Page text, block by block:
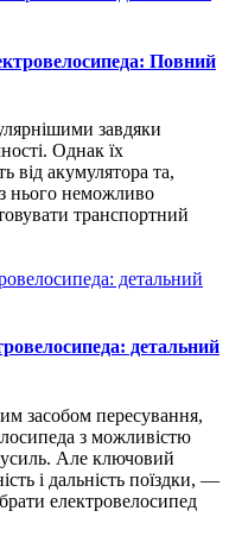
Повний
завдяки
Однак їх
від акумулятора та,
нього неможливо
транспортний
детальний
засобом пересування,
з можливістю
Але ключовий
і дальність поїздки, —
електровелосипед